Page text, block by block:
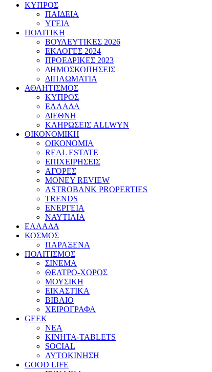
ΚΥΠΡΟΣ
ΠΑΙΔΕΙΑ
ΥΓΕΙΑ
ΠΟΛΙΤΙΚΗ
ΒΟΥΛΕΥΤΙΚΕΣ 2026
ΕΚΛΟΓΕΣ 2024
ΠΡΟΕΔΡΙΚΕΣ 2023
ΔΗΜΟΣΚΟΠΗΣΕΙΣ
ΔΙΠΛΩΜΑΤΙΑ
ΑΘΛΗΤΙΣΜΟΣ
ΚΥΠΡΟΣ
ΕΛΛΑΔΑ
ΔΙΕΘΝΗ
ΚΛΗΡΩΣΕΙΣ ALLWYN
ΟΙΚΟΝΟΜΙΚΗ
ΟΙΚΟΝΟΜΙΑ
REAL ESTATE
ΕΠΙΧΕΙΡΗΣΕΙΣ
ΑΓΟΡΕΣ
MONEY REVIEW
ASTROBANK PROPERTIES
TRENDS
ΕΝΕΡΓΕΙΑ
ΝΑΥΤΙΛΙΑ
ΕΛΛΑΔΑ
ΚΟΣΜΟΣ
ΠΑΡΑΞΕΝΑ
ΠΟΛΙΤΙΣΜΟΣ
ΣΙΝΕΜΑ
ΘΕΑΤΡΟ-ΧΟΡΟΣ
ΜΟΥΣΙΚΗ
ΕΙΚΑΣΤΙΚΑ
ΒΙΒΛΙΟ
ΧΕΙΡΟΓΡΑΦΑ
GEEK
ΝΕΑ
ΚΙΝΗΤΑ-TABLETS
SOCIAL
ΑΥΤΟΚΙΝΗΣΗ
GOOD LIFE